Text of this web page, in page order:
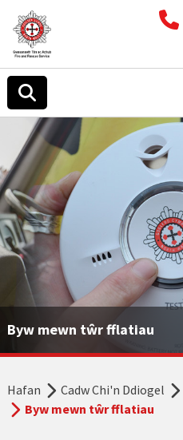
Byw mewn tŵr fflatiau
Hafan Cadw Chi'n Ddiogel
Byw mewn tŵr fflatiau